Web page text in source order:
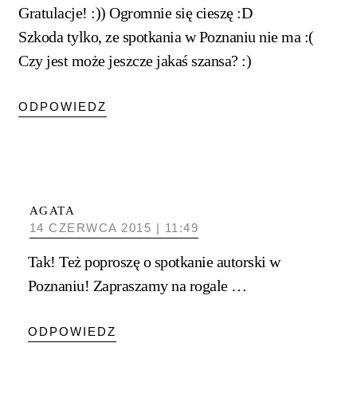
Gratulacje! :)) Ogromnie się cieszę :D
Szkoda tylko, ze spotkania w Poznaniu nie ma :(
Czy jest może jeszcze jakaś szansa? :)
ODPOWIEDZ
AGATA
14 CZERWCA 2015 | 11:49
Tak! Też poproszę o spotkanie autorski w
Poznaniu! Zapraszamy na rogale …
ODPOWIEDZ